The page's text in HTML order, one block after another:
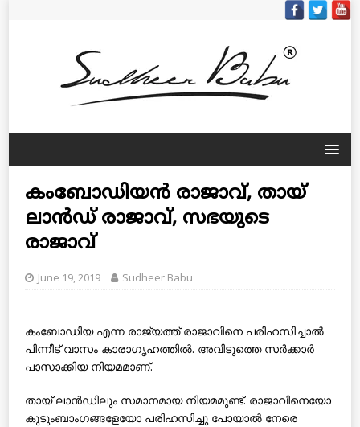
കംബോഡിയന്‍ രാജാവ്, തായ്
ലാന്‍ഡ് രാജാവ്, സഭയുടെ
രാജാവ്
June 19, 2019 Sudheer Babu
കംബോഡിയ എന്ന രാജ്യത്ത് രാജാവിനെ പരിഹസിച്ചാല്‍
പിന്നീട് വാസം കാരാഗൃഹത്തില്‍. അവിടുത്തെ സര്‍ക്കാര്‍
പാസാക്കിയ നിയമമാണ്.
തായ് ലാന്‍ഡിലും സമാനമായ നിയമമുണ്ട്. രാജാവിനെയോ
കുടുംബാംഗങ്ങളേയോ പരിഹസിച്ചു പോയാല്‍ നേരെ